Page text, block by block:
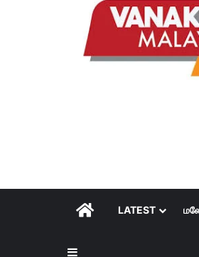
HOMELATEST